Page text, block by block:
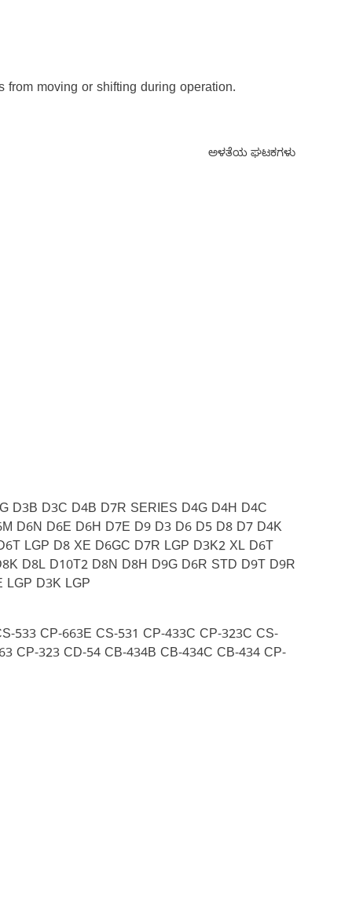
moving or shifting during operation.
ಅಳತೆಯ ಘಟಕಗಳು
D3B D3C D4B D7R SERIES D4G D4H D4C
D6N D6E D6H D7E D9 D3 D6 D5 D8 D7 D4K
LGP D8 XE D6GC D7R LGP D3K2 XL D6T
D8L D10T2 D8N D8H D9G D6R STD D9T D9R
LGP D3K LGP
533 CP-663E CS-531 CP-433C CP-323C CS-
CP-323 CD-54 CB-434B CB-434C CB-434 CP-